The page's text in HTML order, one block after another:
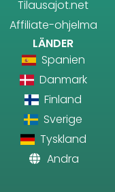
Tilausajot.net
Affiliate-ohjelma
LÄNDER
Spanien
Danmark
Finland
Sverige
Tyskland
Andra